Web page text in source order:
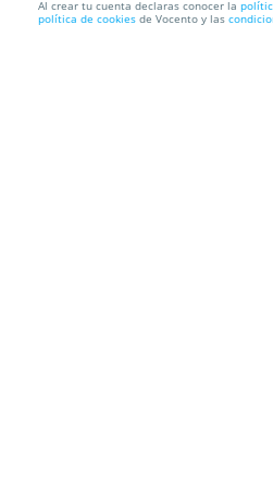
Localización
Al crear tu cuenta declaras conocer la
política de cookies de Vocento y las